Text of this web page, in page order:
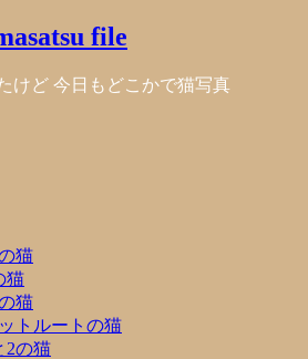
file
けど 今日もどこかで猫写真
猫
猫
猫
トルートの猫
2の猫